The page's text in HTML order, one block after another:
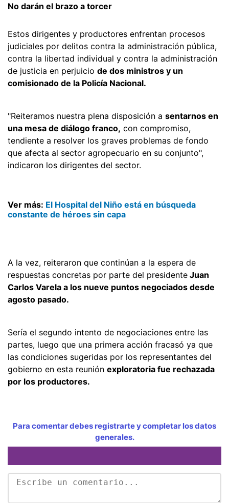
No darán el brazo a torcer
Estos dirigentes y productores enfrentan procesos
judiciales por delitos contra la administración pública,
contra la libertad individual y contra la administración
de justicia en perjuicio de dos ministros y un
comisionado de la Policía Nacional.
"Reiteramos nuestra plena disposición a sentarnos en
una mesa de diálogo franco, con compromiso,
tendiente a resolver los graves problemas de fondo
que afecta al sector agropecuario en su conjunto",
indicaron los dirigentes del sector.
Ver más: El Hospital del Niño está en búsqueda
constante de héroes sin capa
A la vez, reiteraron que continúan a la espera de
respuestas concretas por parte del presidente Juan
Carlos Varela a los nueve puntos negociados desde
agosto pasado.
Sería el segundo intento de negociaciones entre las
partes, luego que una primera acción fracasó ya que
las condiciones sugeridas por los representantes del
gobierno en esta reunión exploratoria fue rechazada
por los productores.
Para comentar debes registrarte y completar los datos
generales.